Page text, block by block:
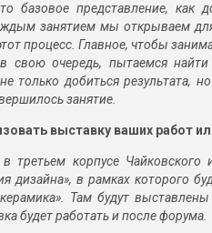
базовое представление, как
занятием мы открываем
процесс. Главное, чтобы
свою очередь, пытаемся
только добиться результата,
занятие.
выставку ваших работ
корпусе Чайковского
дизайна», в рамках которого
Там будут
будет работать и после форума.